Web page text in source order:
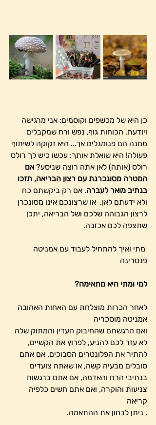
כן היא של מכשפים וקוסמים: אני מרגישה
ויודעת. הכוחות גוף, נפש ורח שמקבלים
ממנה הם פנומנלים אך... היא זקוקה לשיתוף
פעולה! היא שואלת אותך: עכשו כיש לך רולס
רולס (אותה) לאן אתה רוצה שניסע? אם
המטרה מסונכרנת עם רצון הבריאה, תזכו
בנתיב מואר לעברה. אם רק ביקשתם כח
ולא ידעתם לאן,  או שרצונכם אינו מסונכרן
לרצון הגבוהה שלכם ושל הבריאה, יתכן
שתצפה לכם אכזבה.
מתי ואיך להתחיל לעבוד עם אמניטה
פנטרינה
למי ומתי היא מתאימה?
לאחר הכרות מוצלחת עם האחות האהובה
אמניטה מוסכריה
ואם הרגשתם שהחיבוק העדין והמתוק שלה
לא עזר לכם להניע, לפרוץ את הקשיים,
להתיר את הפלונטרים הסבוכים. אם אתם
סובלים מבעיה קשה, או שאתה צועדים
בנתיבי הרח והאדמה, אם אתם ברגשות
צניעות והוקרה, ואם אתם חשים כלפיה
קריאה
, ניתן לבחון את ההתאמה.